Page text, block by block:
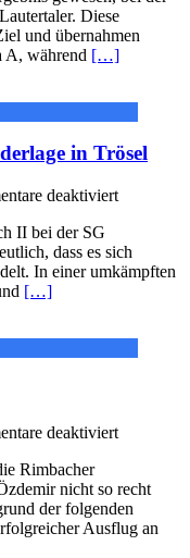
im
Diese
und übernahmen
A, während […]
in Trösel
deaktiviertfür
II
mit
II bei der SG
dass es sich
In einer umkämpften
[…]
deaktiviertfür
und
FSV
on
Rimbacher
nicht so recht
der folgenden
Ausflug an